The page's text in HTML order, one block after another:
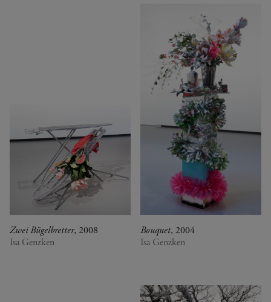
Zwei Bügelbretter, 2008
Isa Genzken
Bouquet, 2004
Isa Genzken